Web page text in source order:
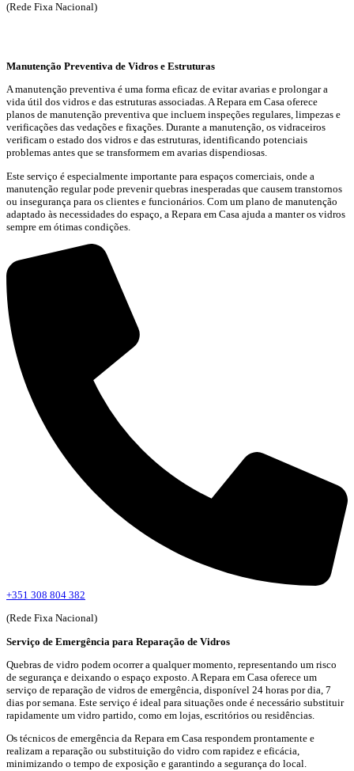
(Rede Fixa Nacional)
Manutenção Preventiva de Vidros e Estruturas
A manutenção preventiva é uma forma eficaz de evitar avarias e prolongar a
vida útil dos vidros e das estruturas associadas. A Repara em Casa oferece
planos de manutenção preventiva que incluem inspeções regulares, limpezas e
verificações das vedações e fixações. Durante a manutenção, os vidraceiros
verificam o estado dos vidros e das estruturas, identificando potenciais
problemas antes que se transformem em avarias dispendiosas.
Este serviço é especialmente importante para espaços comerciais, onde a
manutenção regular pode prevenir quebras inesperadas que causem transtornos
ou insegurança para os clientes e funcionários. Com um plano de manutenção
adaptado às necessidades do espaço, a Repara em Casa ajuda a manter os vidros
sempre em ótimas condições.
+351 308 804 382
(Rede Fixa Nacional)
Serviço de Emergência para Reparação de Vidros
Quebras de vidro podem ocorrer a qualquer momento, representando um risco
de segurança e deixando o espaço exposto. A Repara em Casa oferece um
serviço de reparação de vidros de emergência, disponível 24 horas por dia, 7
dias por semana. Este serviço é ideal para situações onde é necessário substituir
rapidamente um vidro partido, como em lojas, escritórios ou residências.
Os técnicos de emergência da Repara em Casa respondem prontamente e
realizam a reparação ou substituição do vidro com rapidez e eficácia,
minimizando o tempo de exposição e garantindo a segurança do local.